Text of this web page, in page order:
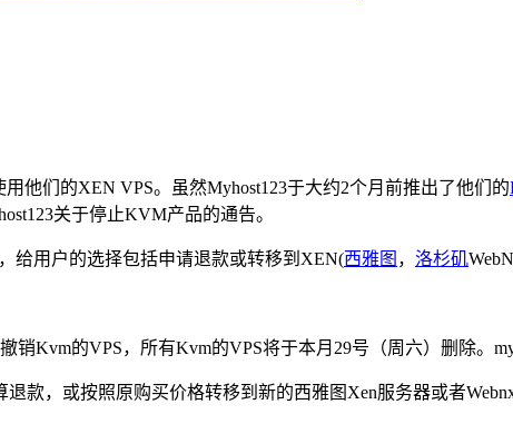
他们的XEN VPS。虽然Myhost123于大约2个月前推出了他们的
关于停止KVM产品的通告。
给用户的选择包括申请退款或转移到XEN(西雅图 ， 洛杉矶
销Kvm的VPS，所有Kvm的VPS将于本月29号（周六）删除。
款，或按照原购买价格转移到新的西雅图Xen服务器或者